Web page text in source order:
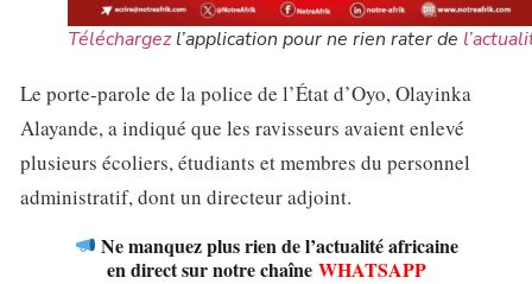
Téléchargezl’application pour ne rien rater de
Le porte-parole de la police de l’État d’Oyo, Olayinka
Alayande, a indiqué que les ravisseurs avaient enlevé
plusieurs écoliers, étudiants et membres du personnel
administratif, dont un directeur adjoint.
Ne manquez plus rien de l’actualité africaine
en direct sur notre chaîne WHATSAPP